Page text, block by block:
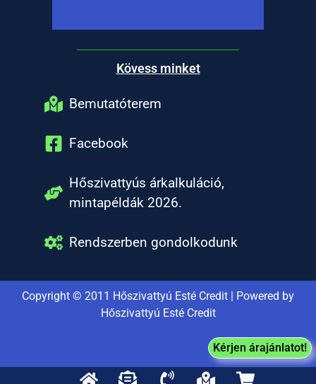
Kövess minket
Kérjen árajánlatot!
Bemutatóterem
Facebook
Hőszivattyús árkalkuláció,
mintapéldák 2026.
Rendszerben gondolkodunk
Copyright © 2011 Hőszivattyú Esté Credit | Powered by
Hőszivattyú Esté Credit